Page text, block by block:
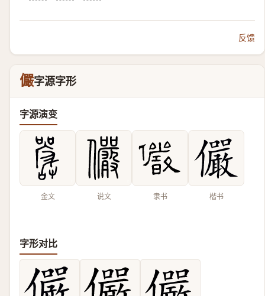
反馈
儼字源字形
字源演变
金文 说文 隶书 楷书
字形对比